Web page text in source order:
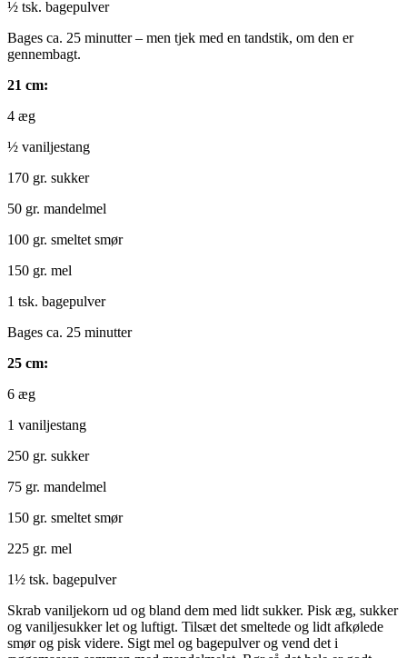
½ tsk. bagepulver
Bages ca. 25 minutter – men tjek med en tandstik, om den er
gennembagt.
21 cm:
4 æg
½ vaniljestang
170 gr. sukker
50 gr. mandelmel
100 gr. smeltet smør
150 gr. mel
1 tsk. bagepulver
Bages ca. 25 minutter
25 cm:
6 æg
1 vaniljestang
250 gr. sukker
75 gr. mandelmel
150 gr. smeltet smør
225 gr. mel
1½ tsk. bagepulver
Skrab vaniljekorn ud og bland dem med lidt sukker. Pisk æg, sukker
og vaniljesukker let og luftigt. Tilsæt det smeltede og lidt afkølede
smør og pisk videre. Sigt mel og bagepulver og vend det i